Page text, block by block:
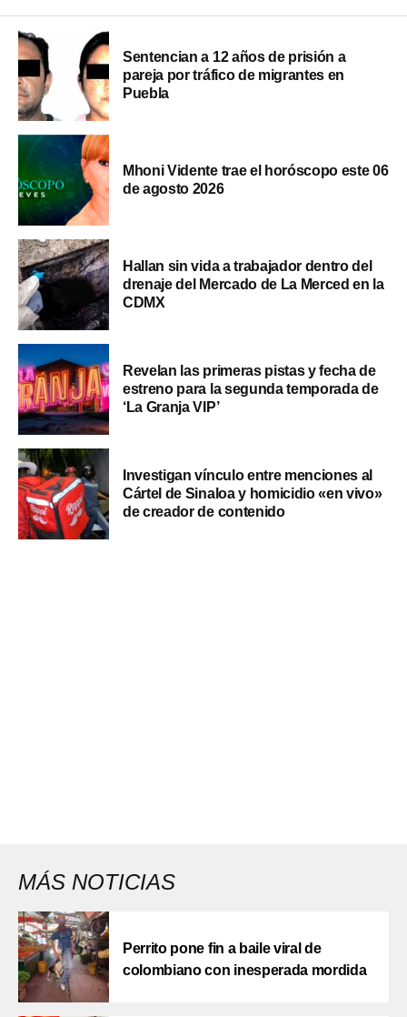
Sentencian a 12 años de prisión a
pareja por tráfico de migrantes en
Puebla
Mhoni Vidente trae el horóscopo este 06
de agosto 2026
Hallan sin vida a trabajador dentro del
drenaje del Mercado de La Merced en la
CDMX
Revelan las primeras pistas y fecha de
estreno para la segunda temporada de
‘La Granja VIP’
Investigan vínculo entre menciones al
Cártel de Sinaloa y homicidio «en vivo»
de creador de contenido
MÁS NOTICIAS
Perrito pone fin a baile viral de
colombiano con inesperada mordida